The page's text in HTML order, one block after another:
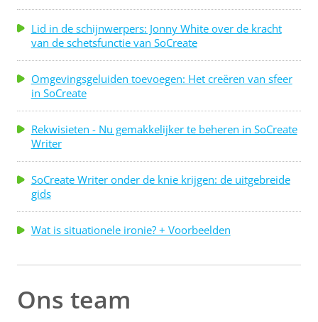
Lid in de schijnwerpers: Jonny White over de kracht
van de schetsfunctie van SoCreate
Omgevingsgeluiden toevoegen: Het creëren van sfeer
in SoCreate
Rekwisieten - Nu gemakkelijker te beheren in SoCreate
Writer
SoCreate Writer onder de knie krijgen: de uitgebreide
gids
Wat is situationele ironie? + Voorbeelden
Ons team